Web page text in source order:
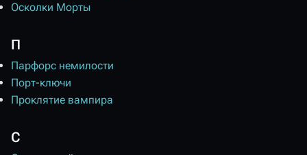
Осколки Морты
П
Парфорс немилости
Порт-ключи
Проклятие вампира
С